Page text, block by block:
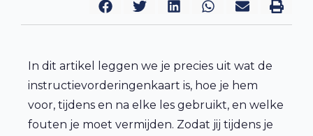
In dit artikel leggen we je precies uit wat de
instructievorderingenkaart is, hoe je hem
voor, tijdens en na elke les gebruikt, en welke
fouten je moet vermijden. Zodat jij tijdens je